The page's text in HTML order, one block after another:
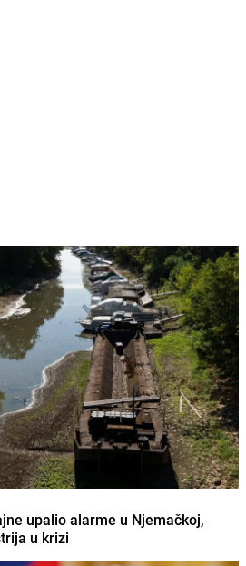
upalio alarme u Njemačkoj,
u krizi